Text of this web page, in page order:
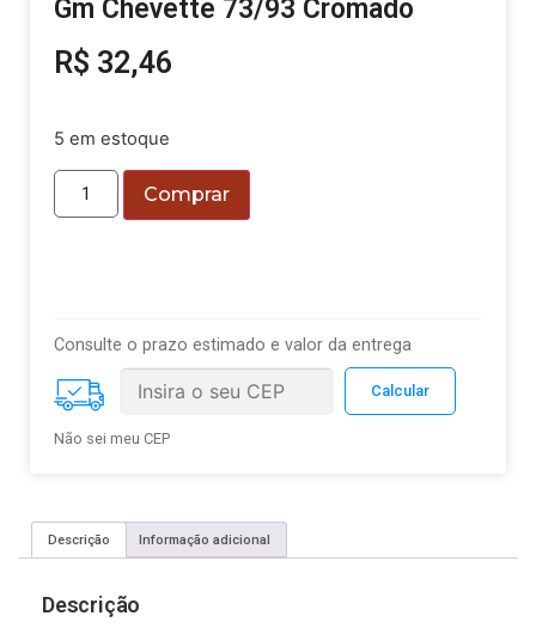
Gm Chevette 73/93 Cromado
R$ 32,46
5 em estoque
Comprar
Consulte o prazo estimado e valor da entrega
Não sei meu CEP
Descrição Informação adicional
Descrição